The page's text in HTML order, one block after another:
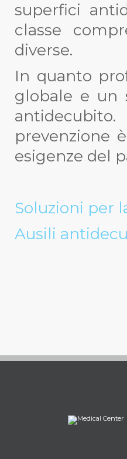
superfici
classe
diverse.
In quanto
globale e un
prevenzione
esigenze del
Soluzioni per
Ausili